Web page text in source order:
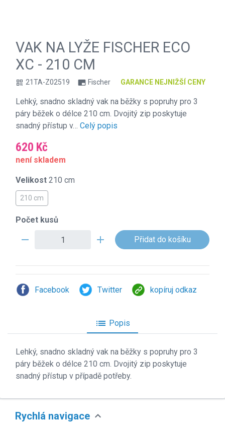
VAK NA LYŽE FISCHER ECO
XC - 210 CM
qr_code 21TA-Z02519 branding_watermark Fischer GARANCE NEJNIŽŠÍ CENY
Lehký, snadno skladný vak na běžky s popruhy pro 3
páry běžek o délce 210 cm. Dvojitý zip poskytuje
snadný přístup v… Celý popis
620 Kč
není skladem
Velikost 210 cm
210 cm
Počet kusů
remove add
Facebook Twitter kopíruj odkaz
list Popis
Lehký, snadno skladný vak na běžky s popruhy pro 3
páry běžek o délce 210 cm. Dvojitý zip poskytuje
snadný přístup v případě potřeby.
Rychlá navigace expand_more